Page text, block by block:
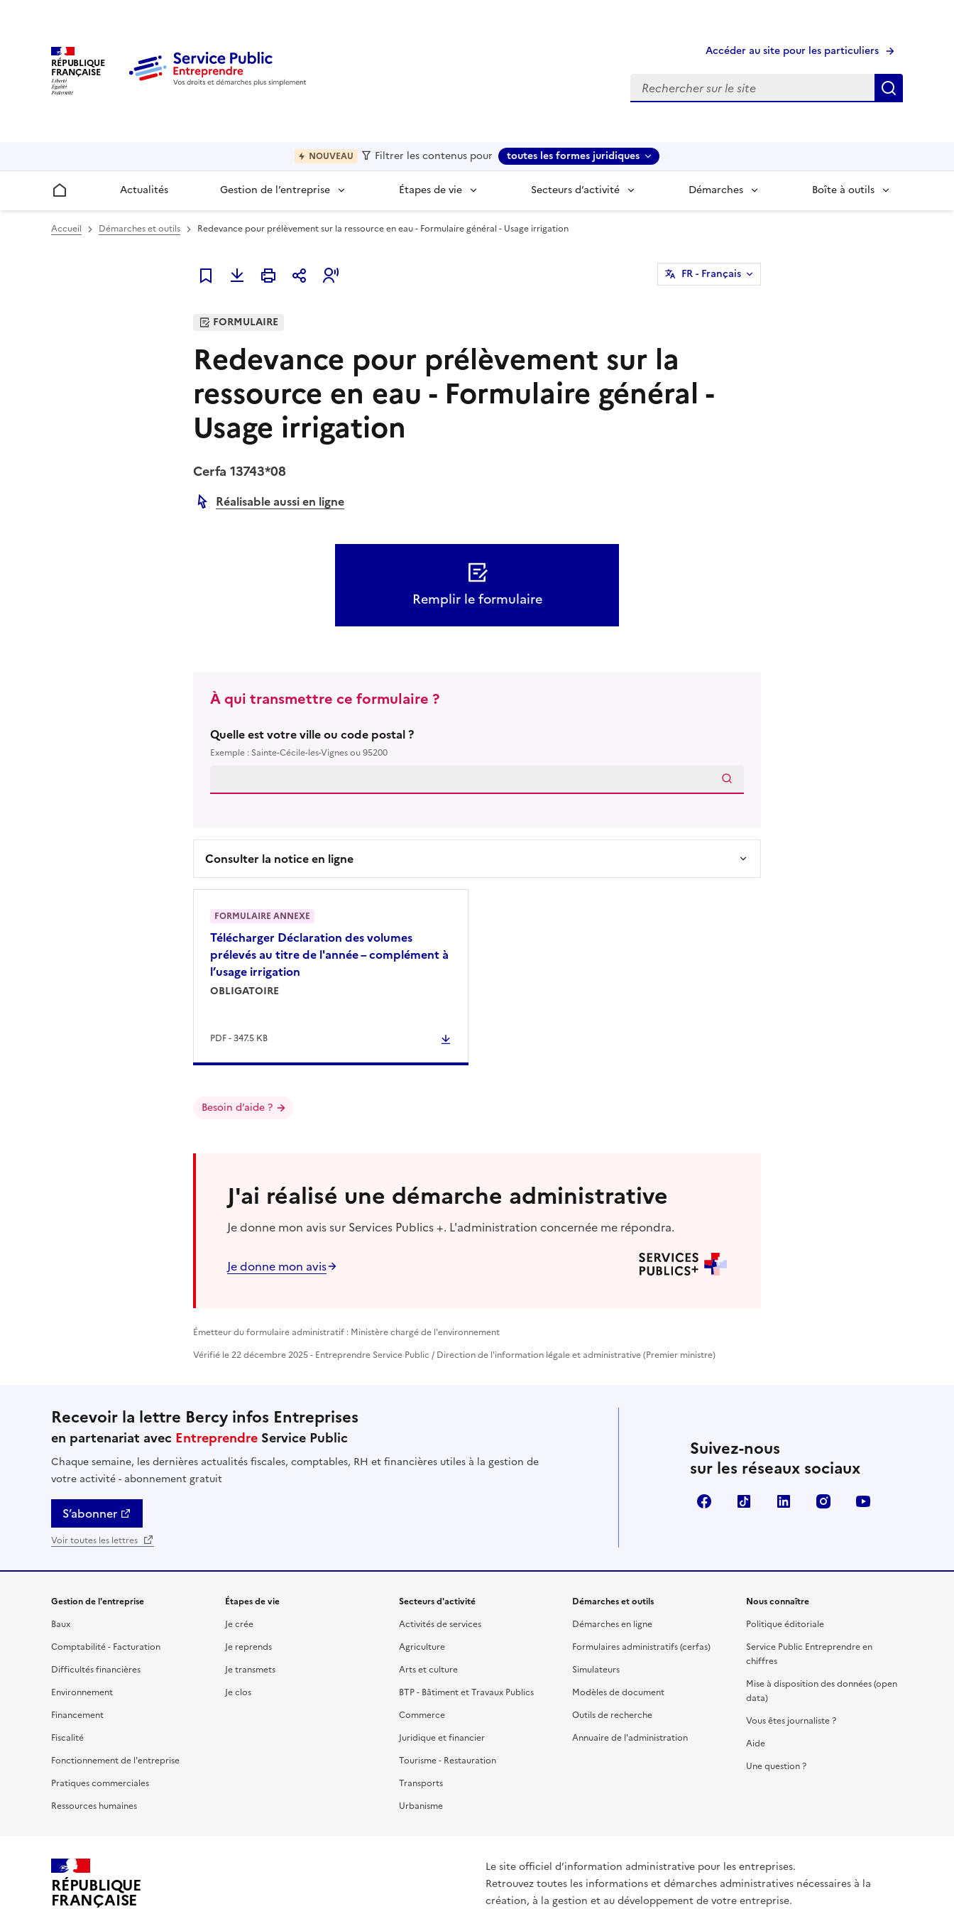
RÉPUBLIQUE
FRANÇAISE
Accéder au site pour les particuliers
Recherche
NOUVEAU Filtrer les contenus pour toutes les formes juridiques
Accueil Actualités Gestion de l’entreprise Étapes de vie Secteurs d’activité Démarches Boîte à outils
Accueil Démarches et outils Redevance pour prélèvement sur la ressource en eau - Formulaire général - Usage irrigation
Ajouter à mes favoris
FR- Français
FORMULAIRE
Redevance pour prélèvement sur la
ressource en eau - Formulaire général -
Usage irrigation
Cerfa 13743*08
Réalisable aussi en ligne
Remplir le formulaire
À qui transmettre ce formulaire ?
Quelle est votre ville ou code postal ?
Exemple : Sainte-Cécile-les-Vignes ou 95200
Consulter la notice en ligne
Télécharger Déclaration des volumes
prélevés au titre de l'année – complément à
l’usage irrigation
OBLIGATOIRE
PDF - 347.5 KB
FORMULAIRE ANNEXE
Besoin d’aide ?
J'ai réalisé une démarche administrative
Je donne mon avis sur Services Publics +. L'administration concernée me répondra.
Je donne mon avis
Émetteur du formulaire administratif : Ministère chargé de l'environnement
Vérifié le 22 décembre 2025 - Entreprendre Service Public / Direction de l'information légale et administrative (Premier ministre)
Recevoir la lettre Bercy infos Entreprises
en partenariat avec Entreprendre Service Public
Chaque semaine, les dernières actualités fiscales, comptables, RH et financières utiles à la gestion de
votre activité - abonnement gratuit
S’abonner
Voir toutes les lettres
Suivez-nous
sur les réseaux sociaux
FacebookTikTok Linkedin Instagram
Gestion de l'entreprise
Baux
Comptabilité - Facturation
Difficultés financières
Environnement
Financement
Fiscalité
Fonctionnement de l'entreprise
Pratiques commerciales
Ressources humaines
Étapes de vie
Je crée
Je reprends
Je transmets
Je clos
Secteurs d'activité
Activités de services
Agriculture
Arts et culture
BTP - Bâtiment et Travaux Publics
Commerce
Juridique et financier
Tourisme - Restauration
Transports
Urbanisme
Démarches et outils
Démarches en ligne
Formulaires administratifs (cerfas)
Simulateurs
Modèles de document
Outils de recherche
Annuaire de l'administration
Nous connaître
Politique éditoriale
Service Public Entreprendre en
chiffres
Mise à disposition des données (open
data)
Vous êtes journaliste ?
Aide
Une question ?
RÉPUBLIQUE
FRANÇAISE
Le site officiel d’information administrative pour les entreprises.
Retrouvez toutes les informations et démarches administratives nécessaires à la
création, à la gestion et au développement de votre entreprise.